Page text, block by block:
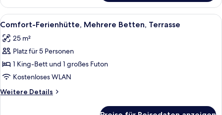
Ferienhütte,
2 Schlafzimmer,
Kochnische
Alle
Fotos
für
Comfort-
Ferienhütte,
Mehrere
Betten,
Terrasse
Comfort-Ferienhütte, Mehrere
6
Comfort-Ferienhütte, Mehrere Betten, Terrasse
25 m²
Platz für 5 Personen
1 King-Bett und 1 großes Futon
Kostenloses WLAN
Weitere Details
Weitere